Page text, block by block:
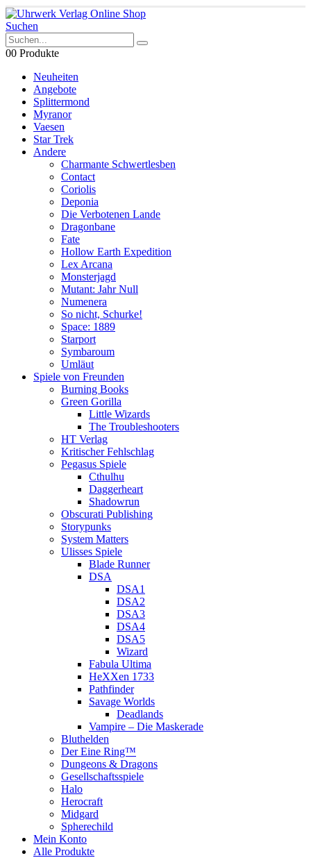
Suchen
00 Produkte
Neuheiten
Angebote
Splittermond
Myranor
Vaesen
Star Trek
Andere
Charmante Schwertlesben
Contact
Coriolis
Deponia
Die Verbotenen Lande
Dragonbane
Fate
Hollow Earth Expedition
Lex Arcana
Monsterjagd
Mutant: Jahr Null
Numenera
So nicht, Schurke!
Space: 1889
Starport
Symbaroum
Umläut
Spiele von Freunden
Burning Books
Green Gorilla
Little Wizards
The Troubleshooters
HT Verlag
Kritischer Fehlschlag
Pegasus Spiele
Cthulhu
Daggerheart
Shadowrun
Obscurati Publishing
Storypunks
System Matters
Ulisses Spiele
Blade Runner
DSA
DSA1
DSA2
DSA3
DSA4
DSA5
Wizard
Fabula Ultima
HeXXen 1733
Pathfinder
Savage Worlds
Deadlands
Vampire – Die Maskerade
Bluthelden
Der Eine Ring™
Dungeons & Dragons
Gesellschaftsspiele
Halo
Herocraft
Midgard
Spherechild
Mein Konto
Alle Produkte